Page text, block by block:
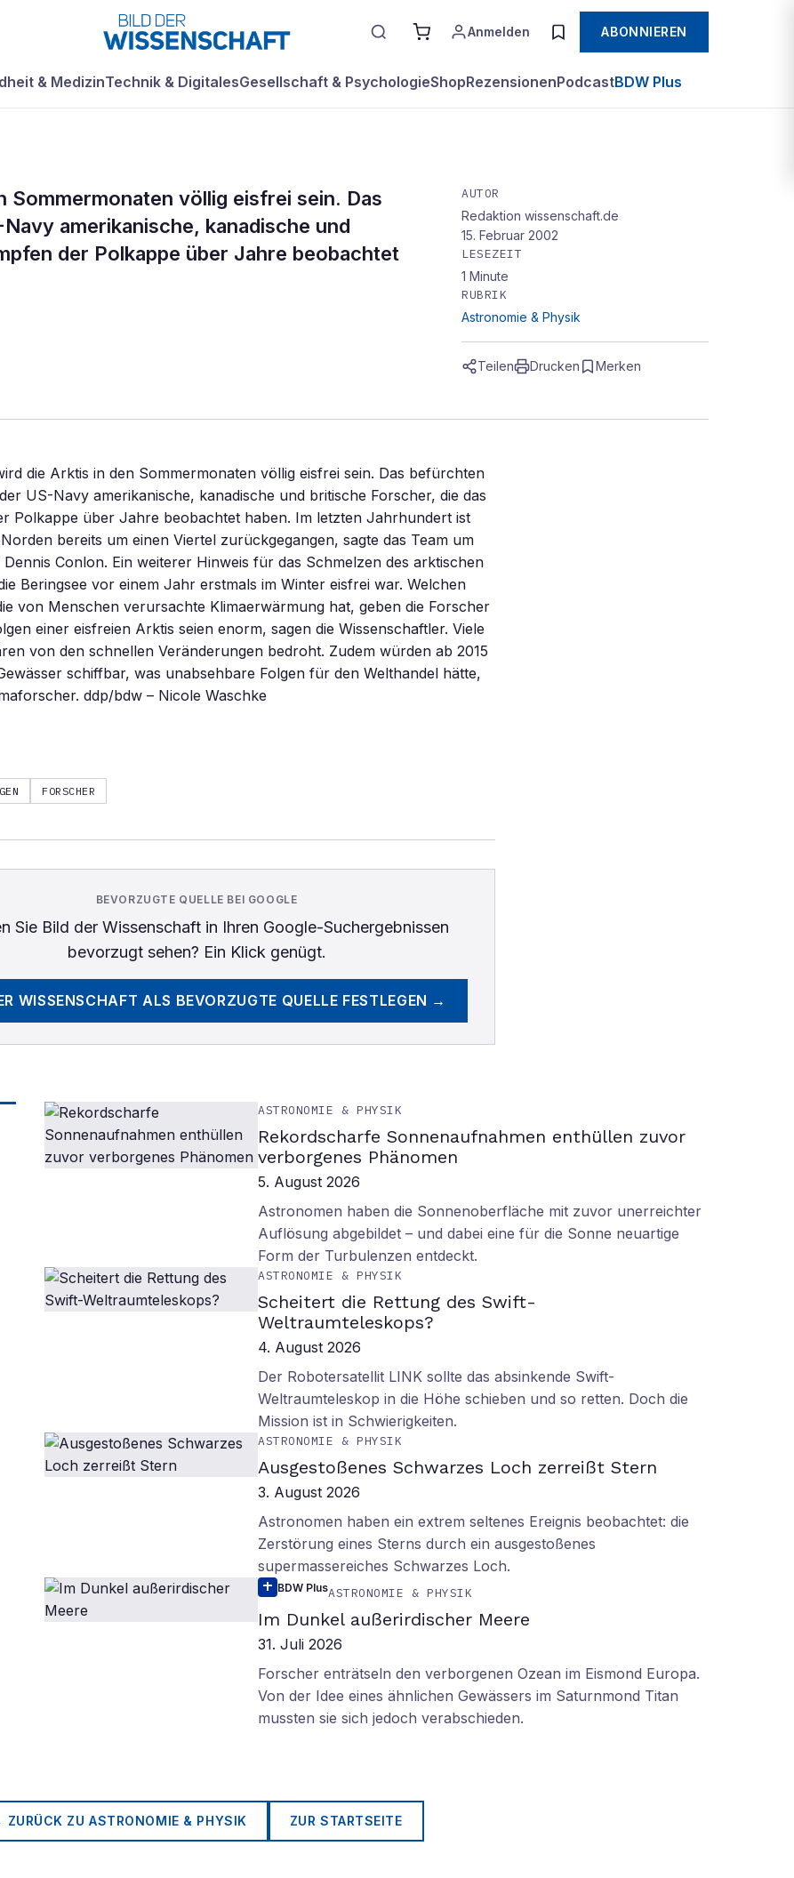
Anmelden ABONNIEREN
& MedizinTechnik & DigitalesGesellschaft & PsychologieShopRezensionenPodcastBDW Plus
in 50
Sommermonaten völlig eisfrei sein. Das
amerikanische, kanadische und
der Polkappe über Jahre beobachtet
AUTOR
Redaktion wissenschaft.de
15. Februar 2002
LESEZEIT
1 Minute
RUBRIK
Astronomie & Physik
Teilen Drucken Merken
die Arktis in den Sommermonaten völlig eisfrei sein. Das befürchten
US-Navy amerikanische, kanadische und britische Forscher, die das
Polkappe über Jahre beobachtet haben. Im letzten Jahrhundert ist
bereits um einen Viertel zurückgegangen, sagte das Team um
Conlon. Ein weiterer Hinweis für das Schmelzen des arktischen
Beringsee vor einem Jahr erstmals im Winter eisfrei war. Welchen
von Menschen verursachte Klimaerwärmung hat, geben die Forscher
einer eisfreien Arktis seien enorm, sagen die Wissenschaftler. Viele
von den schnellen Veränderungen bedroht. Zudem würden ab 2015
schiffbar, was unabsehbare Folgen für den Welthandel hätte,
ddp/bdw – Nicole Waschke
FORSCHER
BEVORZUGTE QUELLE BEI GOOGLE
Sie Bild der Wissenschaftin Ihren Google-Suchergebnissen
bevorzugt sehen? Ein Klick genügt.
WISSENSCHAFT ALS BEVORZUGTE QUELLE FESTLEGEN →
ASTRONOMIE & PHYSIK
Rekordscharfe Sonnenaufnahmen enthüllen zuvor
verborgenes Phänomen
5. August 2026
Astronomen haben die Sonnenoberfläche mit zuvor unerreichter
Auflösung abgebildet – und dabei eine für die Sonne neuartige
Form der Turbulenzen entdeckt.
ASTRONOMIE & PHYSIK
Scheitert die Rettung des Swift-
Weltraumteleskops?
4. August 2026
Der Robotersatellit LINK sollte das absinkende Swift-
Weltraumteleskop in die Höhe schieben und so retten. Doch die
Mission ist in Schwierigkeiten.
ASTRONOMIE & PHYSIK
Ausgestoßenes Schwarzes Loch zerreißt Stern
3. August 2026
Astronomen haben ein extrem seltenes Ereignis beobachtet: die
Zerstörung eines Sterns durch ein ausgestoßenes
supermassereiches Schwarzes Loch.
BDW PlusASTRONOMIE & PHYSIK
Im Dunkel außerirdischer Meere
31. Juli 2026
Forscher enträtseln den verborgenen Ozean im Eismond Europa.
Von der Idee eines ähnlichen Gewässers im Saturnmond Titan
mussten sie sich jedoch verabschieden.
ZURÜCK ZUASTRONOMIE & PHYSIK ZUR STARTSEITE